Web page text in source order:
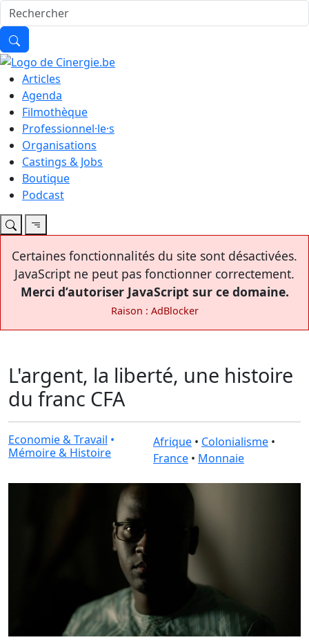
Articles
Agenda
Filmothèque
Professionnel·le·s
Organisations
Castings & Jobs
Boutique
Podcast
Certaines fonctionnalités du site sont désactivées.
JavaScript ne peut pas fonctionner correctement.
Merci d’autoriser JavaScript sur ce domaine.
Raison : AdBlocker
L'argent, la liberté, une histoire
du franc CFA
Economie & Travail •
Mémoire & Histoire
Afrique• Colonialisme•
France• Monnaie